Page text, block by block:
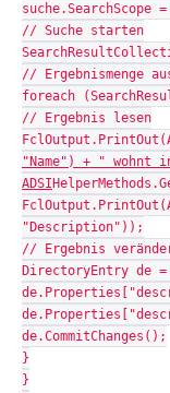
suche.SearchScope
// Suche starten
// Ergebnismenge
foreach
// Ergebnis lesen
"Name") + " wohnt
ADSI
"Description"));
// Ergebnis
DirectoryEntry de
de.CommitChanges();
}
}